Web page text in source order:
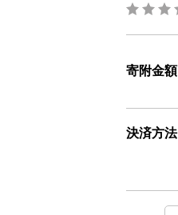
寄附金額
決済方法